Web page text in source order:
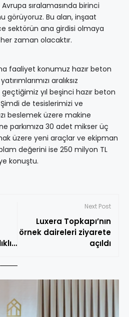
Avrupa sıralamasında birinci
görüyoruz. Bu alan, inşaat
sektörün ana girdisi olmaya
zaman olacaktır.
faaliyet konumuz hazır beton
aralıksız
yıl beşinci hazır beton
de tesislerimizi ve
beslemek üzere makine
parkımıza 30 adet mikser üç
üzere yeni araçlar ve ekipman
değerini ise 250 milyon TL
konuştu.
Next Post
Luxera Topkapı’nın
örnek daireleri ziyarete
açıldı